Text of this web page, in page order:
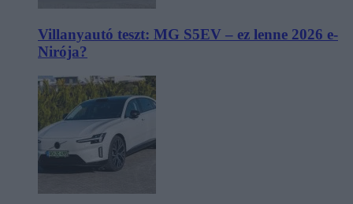
Villanyautó teszt: MG S5EV – ez lenne 2026 e-
Nirója?